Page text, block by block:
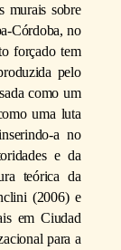
murais sobre
Córdoba, no
forçado tem
pelo
como um
uma luta
a no
e da
teórica da
(2006) e
em Ciudad
para a